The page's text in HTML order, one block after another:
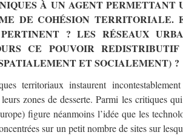
À UN AGENT PERMETTANT
DE COHÉSION TERRITORIALE.
? LES RÉSEAUX
CE POUVOIR
ET SOCIALEMENT) ?
territoriaux instaurent
zones de desserte. Parmi les critiques
figure néanmoins l’idée que les
sur un petit nombre de sites sur